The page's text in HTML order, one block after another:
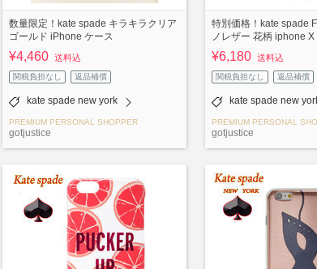
数量限定！kate spade キラキラクリア
ゴールド iPhone ケース
¥4,460 送料込
関税負担なし 返品補償
kate spade new york
PREMIUM PERSONAL SHOPPER
gotjustice
特別価格！kate spade
ノレザー 花柄 iphone X
¥6,180 送料込
関税負担なし 返品補償
kate spade new
PREMIUM PERSONAL
gotjustice